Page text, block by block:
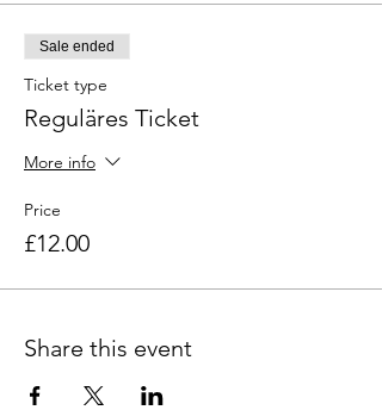
Sale ended
Ticket type
Reguläres Ticket
More info
Price
£12.00
Share this event